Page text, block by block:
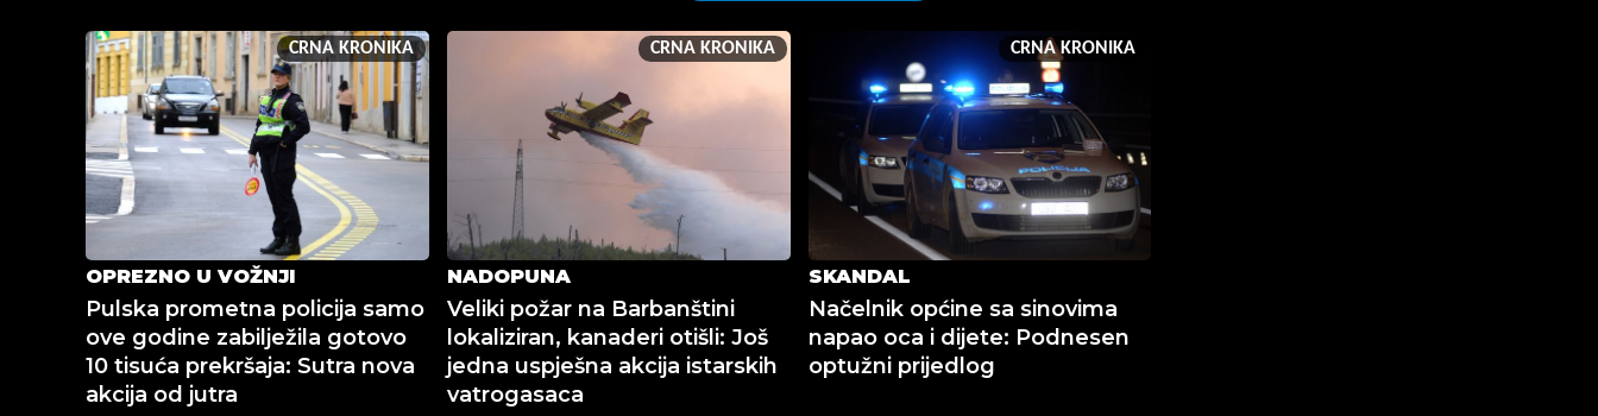
CRNA KRONIKA
OPREZNO U VOŽNJI
Pulska prometna policija samo
ove godine zabilježila gotovo
10 tisuća prekršaja: Sutra nova
akcija od jutra
CRNA KRONIKA
NADOPUNA
Veliki požar na Barbanštini
lokaliziran, kanaderi otišli: Još
jedna uspješna akcija istarskih
vatrogasaca
CRNA KRONIKA
SKANDAL
Načelnik općine sa sinovima
napao oca i dijete: Podnesen
optužni prijedlog